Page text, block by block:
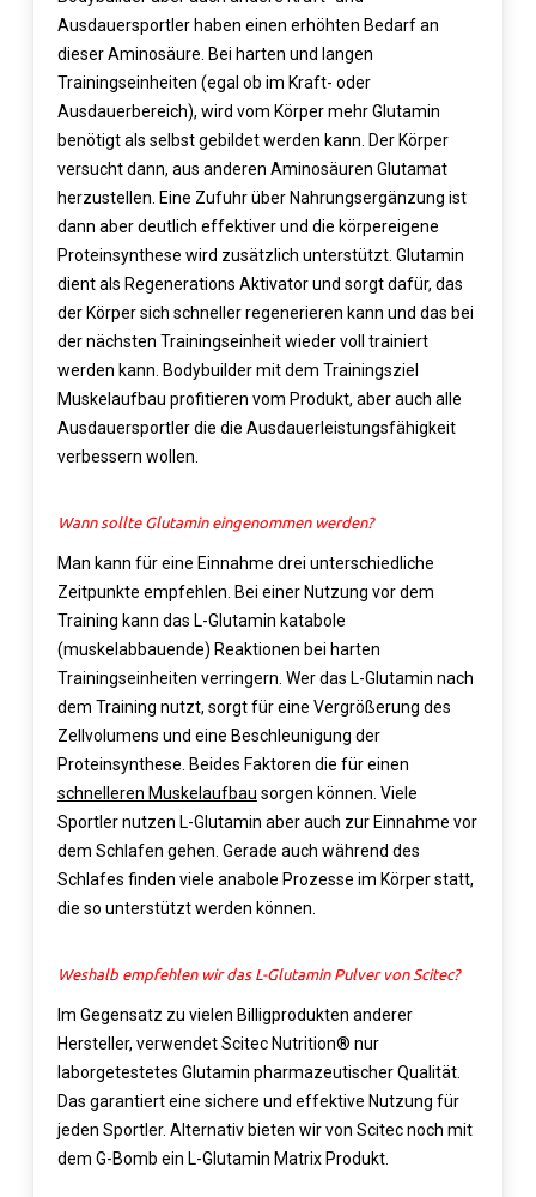
Ausdauersportler haben einen erhöhten Bedarf an
dieser Aminosäure. Bei harten und langen
Trainingseinheiten (egal ob im Kraft- oder
Ausdauerbereich), wird vom Körper mehr Glutamin
benötigt als selbst gebildet werden kann. Der Körper
versucht dann, aus anderen Aminosäuren Glutamat
herzustellen. Eine Zufuhr über Nahrungsergänzung ist
dann aber deutlich effektiver und die körpereigene
Proteinsynthese wird zusätzlich unterstützt. Glutamin
dient als Regenerations Aktivator und sorgt dafür, das
der Körper sich schneller regenerieren kann und das bei
der nächsten Trainingseinheit wieder voll trainiert
werden kann. Bodybuilder mit dem Trainingsziel
Muskelaufbau profitieren vom Produkt, aber auch alle
Ausdauersportler die die Ausdauerleistungsfähigkeit
verbessern wollen.
Wann sollte Glutamin eingenommen werden?
Man kann für eine Einnahme drei unterschiedliche
Zeitpunkte empfehlen. Bei einer Nutzung vor dem
Training kann das L-Glutamin katabole
(muskelabbauende) Reaktionen bei harten
Trainingseinheiten verringern. Wer das L-Glutamin nach
dem Training nutzt, sorgt für eine Vergrößerung des
Zellvolumens und eine Beschleunigung der
Proteinsynthese. Beides Faktoren die für einen
schnelleren Muskelaufbau sorgen können. Viele
Sportler nutzen L-Glutamin aber auch zur Einnahme vor
dem Schlafen gehen. Gerade auch während des
Schlafes finden viele anabole Prozesse im Körper statt,
die so unterstützt werden können.
Weshalb empfehlen wir das L-Glutamin Pulver von Scitec?
Im Gegensatz zu vielen Billigprodukten anderer
Hersteller, verwendet Scitec Nutrition® nur
laborgetestetes Glutamin pharmazeutischer Qualität.
Das garantiert eine sichere und effektive Nutzung für
jeden Sportler. Alternativ bieten wir von Scitec noch mit
dem G-Bomb ein L-Glutamin Matrix Produkt.